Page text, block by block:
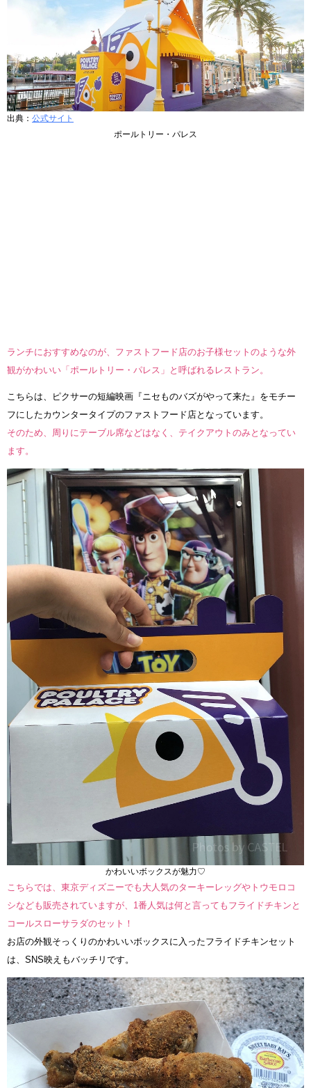
出典： 公式サイト
ポールトリー・パレス
ランチにおすすめなのが、ファストフード店のお子様セットのような外
観がかわいい「ポールトリー・パレス」と呼ばれるレストラン。
こちらは、ピクサーの短編映画『ニセものバズがやって来た』をモチー
フにしたカウンタータイプのファストフード店となっています。
そのため、周りにテーブル席などはなく、テイクアウトのみとなってい
ます。
かわいいボックスが魅力♡
こちらでは、東京ディズニーでも大人気のターキーレッグやトウモロコ
シなども販売されていますが、1番人気は何と言ってもフライドチキンと
コールスローサラダのセット！
お店の外観そっくりのかわいいボックスに入ったフライドチキンセット
は、SNS映えもバッチリです。